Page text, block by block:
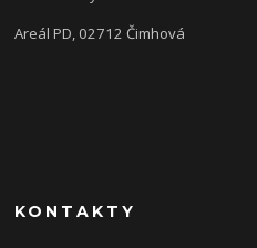
Areál PD, 02712 Čimhová
KONTAKTY